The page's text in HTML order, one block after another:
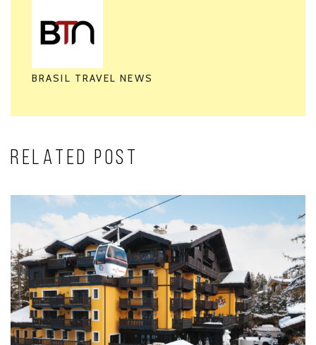
BRASIL TRAVEL NEWS
RELATED POST